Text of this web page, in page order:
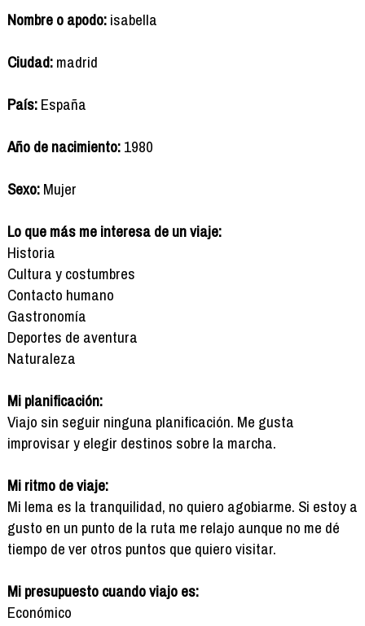
Nombre o apodo:isabella
Ciudad:madrid
País:España
Año de nacimiento:1980
Sexo:Mujer
Lo que más me interesa de un viaje:
Historia
Cultura y costumbres
Contacto humano
Gastronomía
Deportes de aventura
Naturaleza
Mi planificación:
Viajo sin seguir ninguna planificación. Me gusta
improvisar y elegir destinos sobre la marcha.
Mi ritmo de viaje:
Mi lema es la tranquilidad, no quiero agobiarme. Si estoy a
gusto en un punto de la ruta me relajo aunque no me dé
tiempo de ver otros puntos que quiero visitar.
Mi presupuesto cuando viajo es:
Económico